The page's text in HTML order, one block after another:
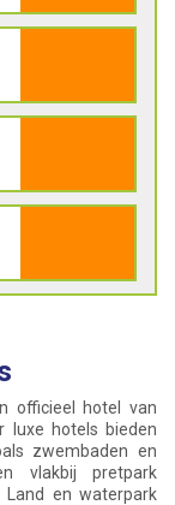
officieel hotel van
luxe hotels bieden
zwembaden en
vlakbij pretpark
Land en waterpark